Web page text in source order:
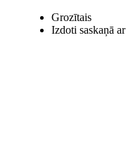
Grozītais
Izdoti saskaņā ar